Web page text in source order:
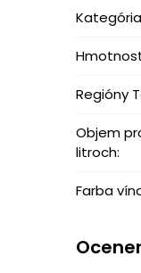
Regióny
Objem
litroch:
Farba